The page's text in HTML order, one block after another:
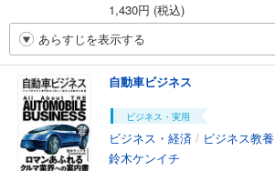
1,430円 (税込)
あらすじを表示する
自動車ビジネス
ビジネス・実用
ビジネス・経済 / ビジネス教養
鈴木ケンイチ